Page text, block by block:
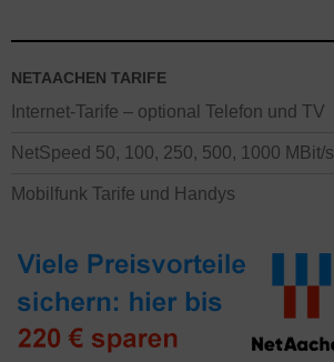
NETAACHEN TARIFE
Internet-Tarife – optional Telefon und TV
NetSpeed 50, 100, 250, 500, 1000 MBit/s
Mobilfunk Tarife und Handys